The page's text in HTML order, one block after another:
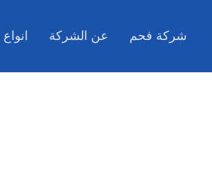
شركة فحم عن الشركة